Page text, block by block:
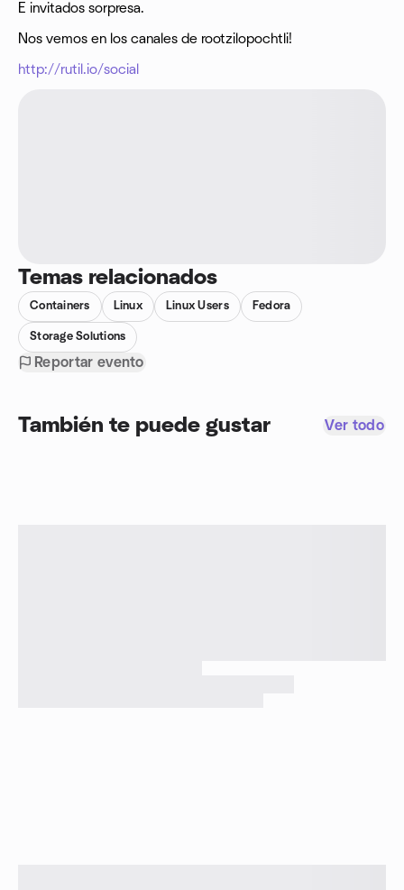
E invitados sorpresa.
Nos vemos en los canales de rootzilopochtli!
http://rutil.io/social
Temas relacionados
Containers Linux Linux Users Fedora
Storage Solutions
Reportar evento
También te puede gustar Ver todo